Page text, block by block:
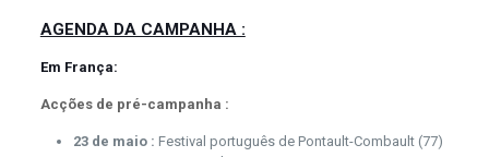
AGENDA DA CAMPANHA :
Em França:
Acções de pré-campanha :
23 de maio : Festival português de Pontault-Combault (77)